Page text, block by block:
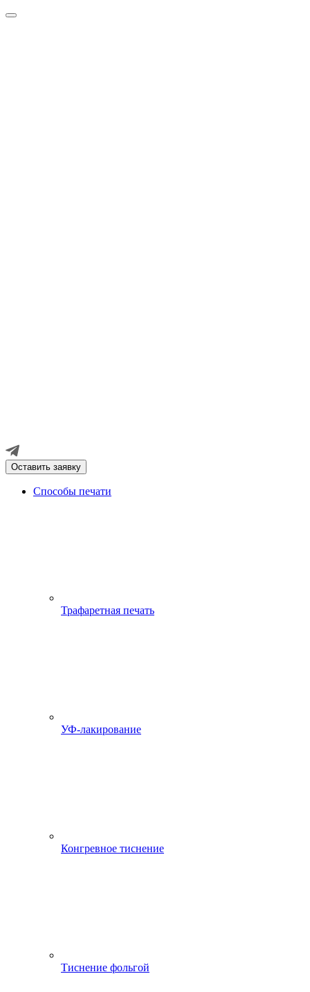
Оставить заявку
Способы печати
Трафаретная печать
УФ-лакирование
Конгревное тиснение
Тиснение фольгой